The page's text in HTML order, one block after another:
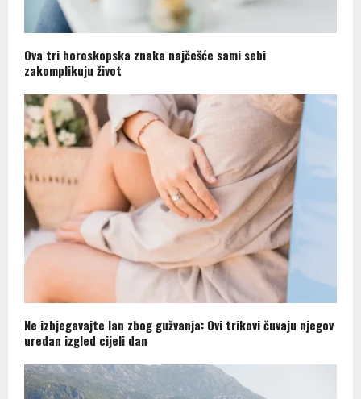
Ova tri horoskopska znaka najčešće sami sebi
zakomplikuju život
Ne izbjegavajte lan zbog gužvanja: Ovi trikovi čuvaju njegov
uredan izgled cijeli dan